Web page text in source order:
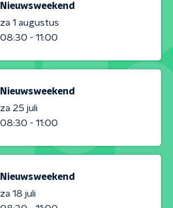
Nieuwsweekend
za 1 augustus
08:30 - 11:00
Nieuwsweekend
za 25 juli
08:30 - 11:00
Nieuwsweekend
za 18 juli